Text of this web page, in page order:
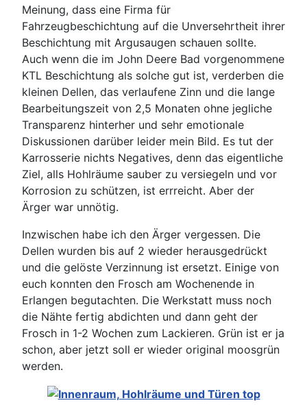
Meinung, dass eine Firma für
Fahrzeugbeschichtung auf die Unversehrtheit ihrer
Beschichtung mit Argusaugen schauen sollte.
Auch wenn die im John Deere Bad vorgenommene
KTL Beschichtung als solche gut ist, verderben die
kleinen Dellen, das verlaufene Zinn und die lange
Bearbeitungszeit von 2,5 Monaten ohne jegliche
Transparenz hinterher und sehr emotionale
Diskussionen darüber leider mein Bild. Es tut der
Karrosserie nichts Negatives, denn das eigentliche
Ziel, alls Hohlräume sauber zu versiegeln und vor
Korrosion zu schützen, ist errreicht. Aber der
Ärger war unnötig.
Inzwischen habe ich den Ärger vergessen. Die
Dellen wurden bis auf 2 wieder herausgedrückt
und die gelöste Verzinnung ist ersetzt. Einige von
euch konnten den Frosch am Wochenende in
Erlangen begutachten. Die Werkstatt muss noch
die Nähte fertig abdichten und dann geht der
Frosch in 1-2 Wochen zum Lackieren. Grün ist er ja
schon, aber jetzt soll er wieder original moosgrün
werden.